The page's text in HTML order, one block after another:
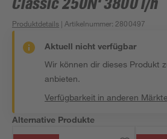
Classic 250N' 3800 l/h
Produktdetails | Artikelnummer: 2800497
Aktuell nicht verfügbar
Wir können dir dieses Produkt
anbieten.
Verfügbarkeit in anderen
Alternative Produkte